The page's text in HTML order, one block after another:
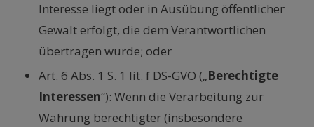
Interesse liegt oder in Ausübung öffentlicher
Gewalt erfolgt, die dem Verantwortlichen
übertragen wurde; oder
Art. 6 Abs. 1 S. 1 lit. f DS-GVO („Berechtigte
Interessen“): Wenn die Verarbeitung zur
Wahrung berechtigter (insbesondere